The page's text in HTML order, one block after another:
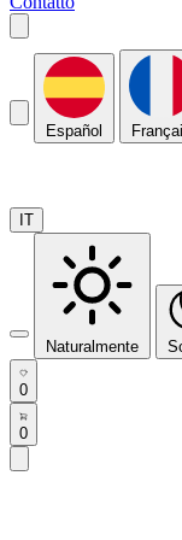
Español
IT
Naturalmente
0
0